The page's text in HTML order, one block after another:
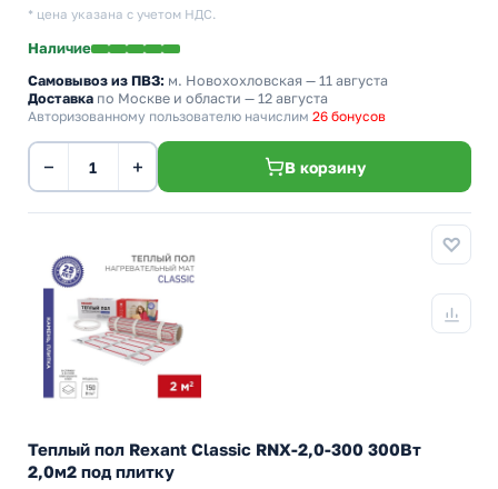
* цена указана с учетом НДС.
Наличие
Самовывоз из ПВЗ: м. Новохохловская — 11 августа
Доставка по Москве и области — 12 августа
Авторизованному пользователю начислим 26 бонусов
− + В корзину
Теплый пол Rexant Classic RNX-2,0-300 300Вт
2,0м2 под плитку